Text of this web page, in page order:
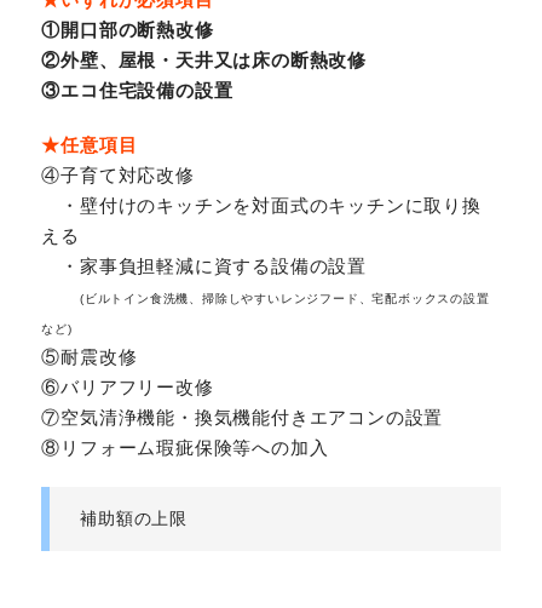
①開口部の断熱改修
②外壁、屋根・天井又は床の断熱改修
③エコ住宅設備の設置
★任意項目
④子育て対応改修
・壁付けのキッチンを対面式のキッチンに取り換
える
・家事負担軽減に資する設備の設置
(ビルトイン食洗機、掃除しやすいレンジフード、宅配ボックスの設置
など)
⑤耐震改修
⑥バリアフリー改修
⑦空気清浄機能・換気機能付きエアコンの設置
⑧リフォーム瑕疵保険等への加入
補助額の上限